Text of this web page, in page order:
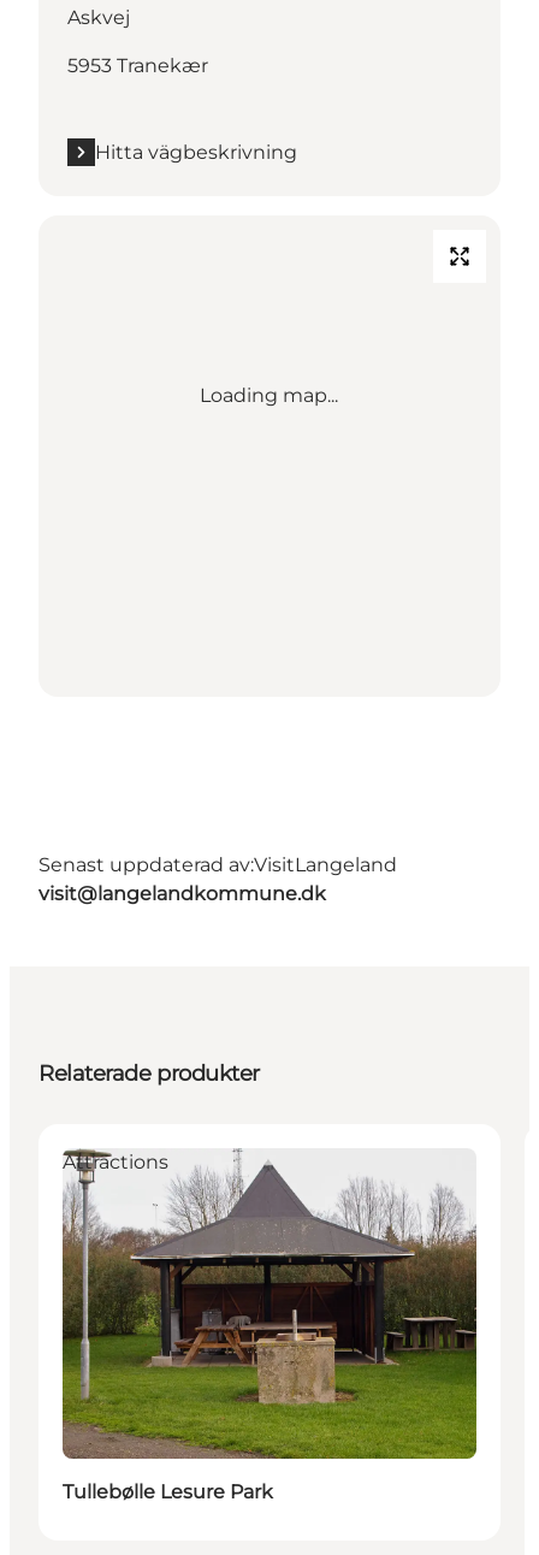
Askvej
5953 Tranekær
Hitta vägbeskrivning
Loading map...
Senast uppdaterad av:VisitLangeland
visit@langelandkommune.dk
Relaterade produkter
Attractions
Tullebølle Lesure Park